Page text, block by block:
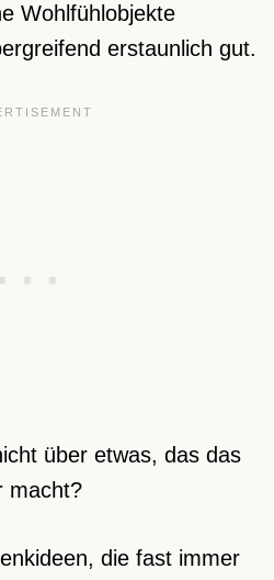
Wohlfühlobjekte
erstaunlich gut.
über etwas, das das
macht?
die fast immer